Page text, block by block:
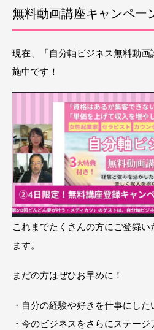
無料動画講座キャンペー
現在、「自分軸ビジネス無料動
施中です！
これまでたくさんの方にご登録
ます。
まだの方はぜひお早めに！
・自分の経験や好きを仕事にした
・今のビジネスをさらにステー